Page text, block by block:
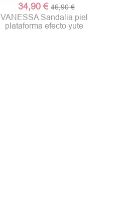
34,90 € 46,90 €
VANESSA Sandalia piel
plataforma efecto yute